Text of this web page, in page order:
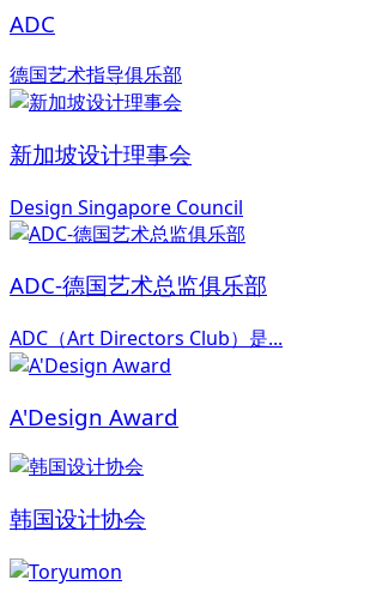
ADC
德国艺术指导俱乐部
新加坡设计理事会
Design Singapore Council
ADC-德国艺术总监俱乐部
ADC（Art Directors Club）是...
A'Design Award
韩国设计协会